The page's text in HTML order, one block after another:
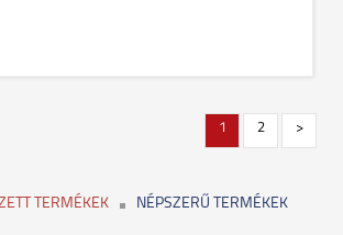
1 2 >
TERMÉKEK NÉPSZERŰ TERMÉKEK